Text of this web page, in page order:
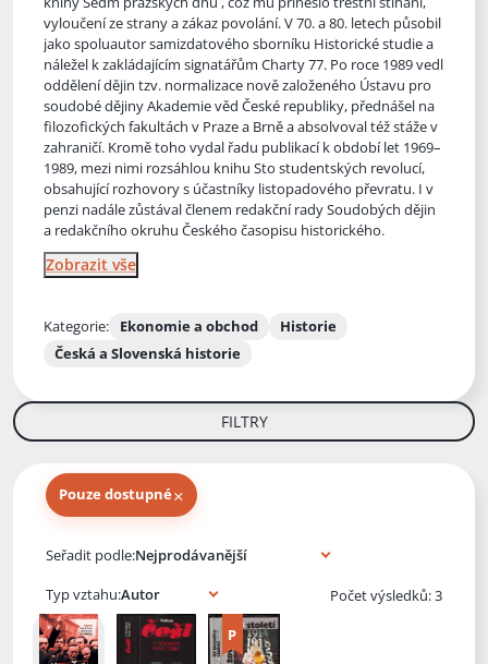
vyloučení ze strany a zákaz povolání. V 70. a 80. letech působil
jako spoluautor samizdatového sborníku Historické studie a
náležel k zakládajícím signatářům Charty 77. Po roce 1989 vedl
oddělení dějin tzv. normalizace nově založeného Ústavu pro
soudobé dějiny Akademie věd České republiky, přednášel na
filozofických fakultách v Praze a Brně a absolvoval též stáže v
zahraničí. Kromě toho vydal řadu publikací k období let 1969–
1989, mezi nimi rozsáhlou knihu Sto studentských revolucí,
obsahující rozhovory s účastníky listopadového převratu. I v
penzi nadále zůstával členem redakční rady Soudobých dějin
a redakčního okruhu Českého časopisu historického.
Zobrazit vše
Kategorie: Ekonomie a obchod
Historie
Česká a Slovenská historie
FILTRY
Pouze dostupné×
Seřadit podle:
Typ vztahu:
Počet výsledků: 3